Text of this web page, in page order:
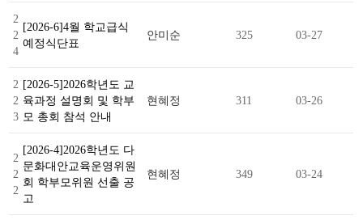
2
2
4
[2026-6]4월 학교급식
예정식단표
안미순 325 03-27
2
2
3
[2026-5]2026학년도 교
육과정 설명회 및 학부
모 총회 참석 안내
현혜정 311 03-26
2
2
2
[2026-4]2026학년도 다
문화대안교육운영위원
회 학부모위원 선출 공
고
현혜정 349 03-24